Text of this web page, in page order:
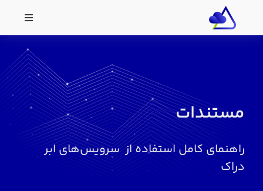
مستندات
راهنمای کامل استفاده از سرویس‌های ابر
دراک